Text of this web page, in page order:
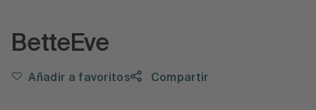
BetteEve
Añadir a favoritos Compartir